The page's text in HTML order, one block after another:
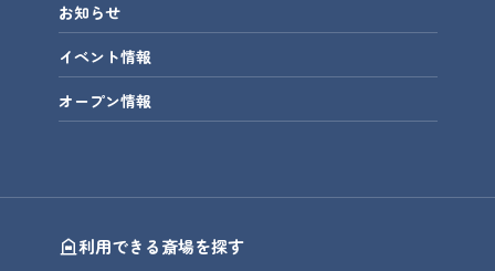
お知らせ
イベント情報
オープン情報
利用できる斎場を探す